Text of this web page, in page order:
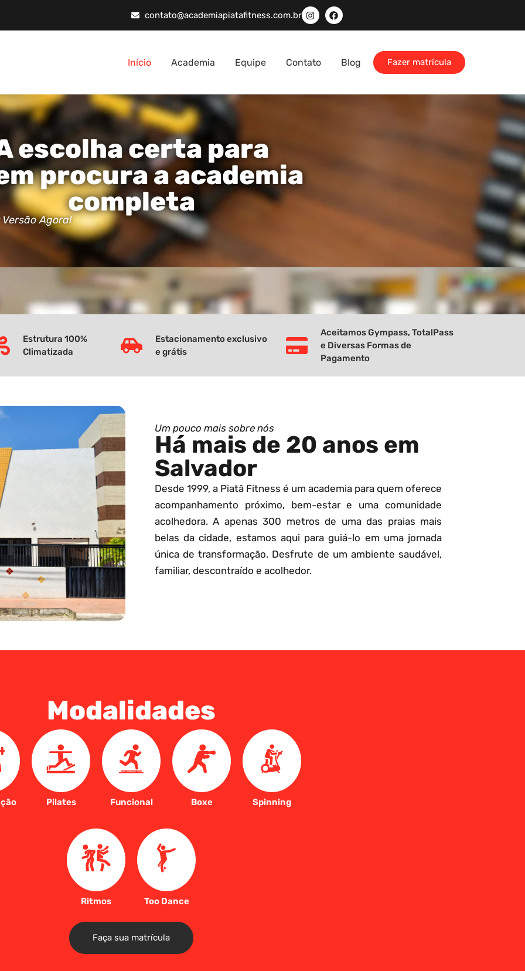
contato@academiapiatafitness.com.br
Início Academia Equipe Contato Blog Fazer matrícula
escolha certa para
procura a academia
completa
Agora!
Estrutura 100%
Climatizada
Estacionamento exclusivo
e grátis
Aceitamos Gympass, TotalPass
e Diversas Formas de
Pagamento
Um pouco mais sobre nós
Há mais de 20 anos em
Salvador
Desde 1999, a Piatã Fitness é um academia para quem oferece
acompanhamento próximo, bem-estar e uma comunidade
acolhedora. A apenas 300 metros de uma das praias mais
belas da cidade, estamos aqui para guiá-lo em uma jornada
única de transformação. Desfrute de um ambiente saudável,
familiar, descontraído e acolhedor.
Modalidades
Pilates Funcional Boxe Spinning
Ritmos Too Dance
Faça sua matrícula